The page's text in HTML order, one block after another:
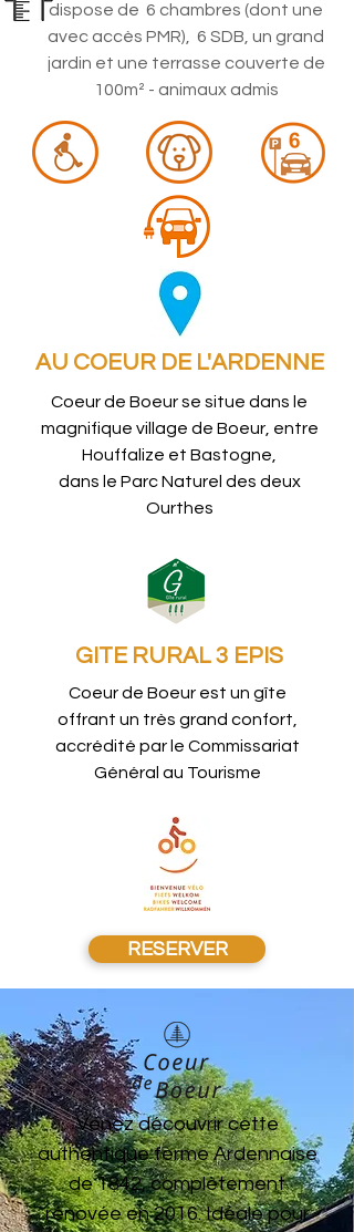
dispose de 6 chambres (dont une
avec accès PMR), 6 SDB, un grand
jardin et une terrasse couverte de
100m² - animaux admis
AU COEUR DE L'ARDENNE
Coeur de Boeur se situe dans le
magnifique village de Boeur, entre
Houffalize et Bastogne,
dans le Parc Naturel des deux
Ourthes
GITE RURAL 3 EPIS
Coeur de Boeur est un gîte
offrant un très grand confort,
accrédité par le Commissariat
Général au Tourisme
RESERVER
Venez découvrir cette
authentique ferme Ardennaise
de 1842, complètement
rénovée en 2016. Idéale pour